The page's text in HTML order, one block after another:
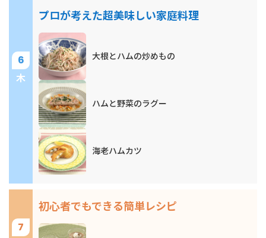
6
木
プロが考えた超美味しい家庭料理
大根とハムの炒めもの
ハムと野菜のラグー
海老ハムカツ
7
初心者でもできる簡単レシピ